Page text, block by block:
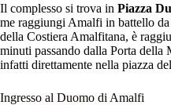
Il complesso si trova in Piazza
me raggiungi Amalfi in battello
della Costiera Amalfitana, è
minuti passando dalla Porta della
infatti direttamente nella piazza
Ingresso al Duomo di Amalfi